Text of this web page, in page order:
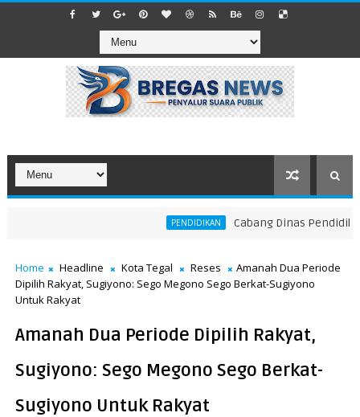
PENDIDIKAN Cabang Dinas Pendidikan
Home Headline Kota Tegal Reses
Amanah Dua Periode
Dipilih Rakyat, Sugiyono: Sego Megono Sego Berkat-Sugiyono
Untuk Rakyat
Amanah Dua Periode Dipilih Rakyat,
Sugiyono: Sego Megono Sego Berkat-
Sugiyono Untuk Rakyat